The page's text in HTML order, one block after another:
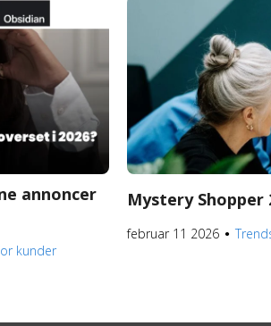
annoncer
kunder
Mystery Shopper
februar 11 2026●